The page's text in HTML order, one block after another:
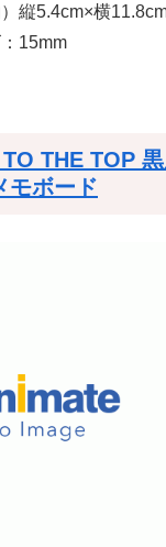
縦5.4cm×横
15mm
THE TOP
モボード